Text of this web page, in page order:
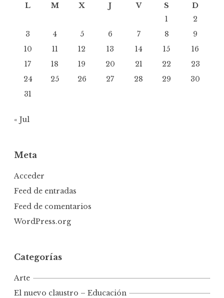
L
M X J V S
D
1
2
3
4 5 6 7 8
9
10
11 12 13 14 15
16
17
18 19 20 21 22
23
24
25 26 27 28 29
30
31
« Jul
Meta
Acceder
Feed de entradas
Feed de comentarios
WordPress.org
Categorías
Arte
El nuevo claustro – Educación